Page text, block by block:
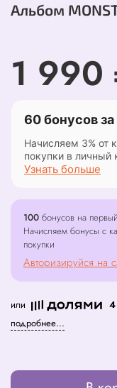
Альбом
1 990
60 бонусов
Начисляем 3% от
покупки в личный
Узнать больше
100 бонусов на
Начисляем бонусы с
покупки
Авторизируйся на
или 4
подробнее...